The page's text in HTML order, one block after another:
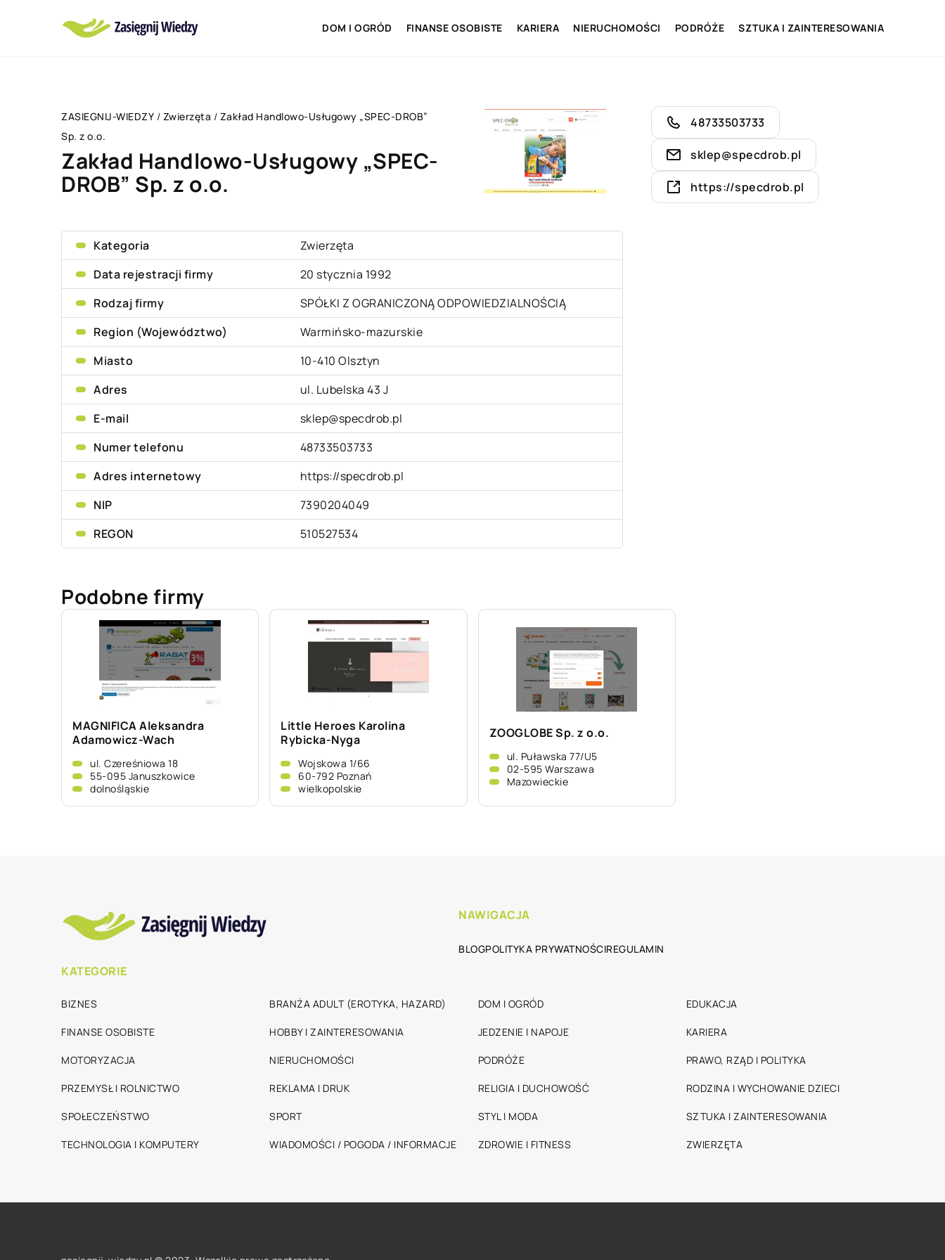
DOM I OGRÓD FINANSE OSOBISTE KARIERA NIERUCHOMOŚCI PODRÓŻE SZTUKA I ZAINTERESOWANIA
ZASIEGNIJ-WIEDZY / Zwierzęta / Zakład Handlowo-Usługowy „SPEC-DROB”
Sp. z o.o.
Zakład Handlowo-Usługowy „SPEC-
DROB” Sp. z o.o.
Kategoria
Zwierzęta
Data rejestracji firmy
20 stycznia 1992
Rodzaj firmy
SPÓŁKI Z OGRANICZONĄ ODPOWIEDZIALNOŚCIĄ
Region (Województwo)
Warmińsko-mazurskie
Miasto
10-410 Olsztyn
Adres
ul. Lubelska 43 J
E-mail
sklep@specdrob.pl
Numer telefonu
48733503733
Adres internetowy
https://specdrob.pl
NIP
7390204049
REGON
510527534
48733503733
sklep@specdrob.pl
https://specdrob.pl
Podobne firmy
MAGNIFICA Aleksandra
Adamowicz-Wach
ul. Czereśniowa 18
55-095 Januszkowice
dolnośląskie
Little Heroes Karolina
Rybicka-Nyga
Wojskowa 1/66
60-792 Poznań
wielkopolskie
ZOOGLOBE Sp. z o.o.
ul. Puławska 77/U5
02-595 Warszawa
Mazowieckie
NAWIGACJA
BLOGPOLITYKA PRYWATNOŚCIREGULAMIN
KATEGORIE
BIZNES BRANŻA ADULT (EROTYKA, HAZARD) DOM I OGRÓD EDUKACJA
FINANSE OSOBISTE HOBBY I ZAINTERESOWANIA JEDZENIE I NAPOJE KARIERA
MOTORYZACJA NIERUCHOMOŚCI PODRÓŻE PRAWO, RZĄD I POLITYKA
PRZEMYSŁ I ROLNICTWO REKLAMA I DRUK RELIGIA I DUCHOWOŚĆ RODZINA I WYCHOWANIE DZIECI
SPOŁECZEŃSTWO SPORT STYL I MODA SZTUKA I ZAINTERESOWANIA
TECHNOLOGIA I KOMPUTERY WIADOMOŚCI / POGODA / INFORMACJE ZDROWIE I FITNESS ZWIERZĘTA